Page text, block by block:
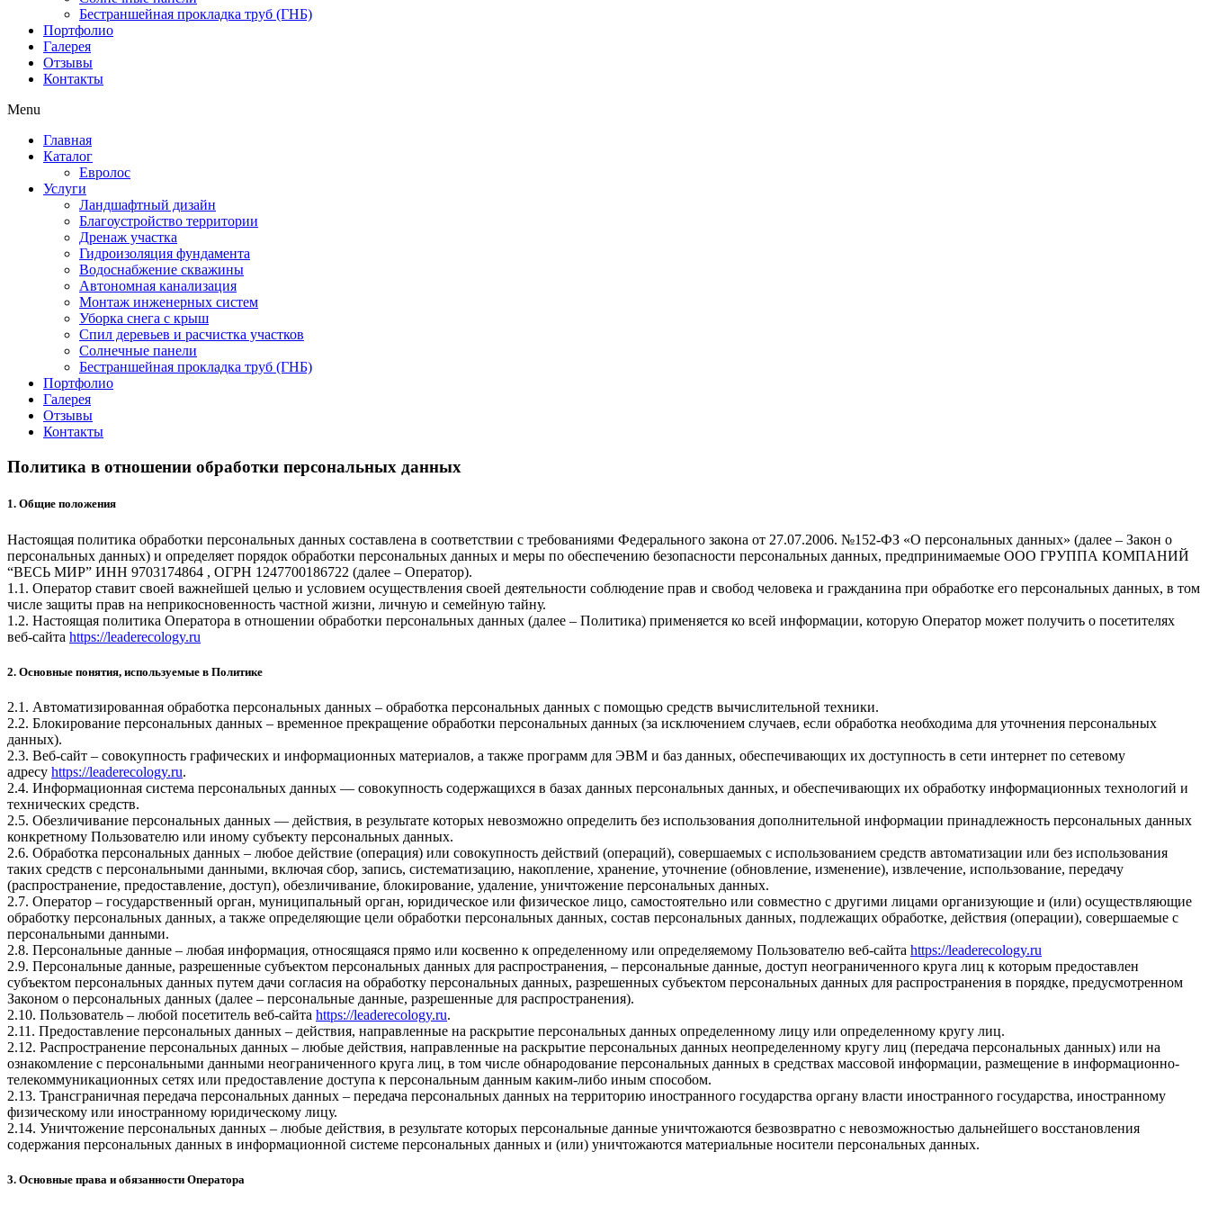
Бестраншейная прокладка труб (ГНБ)
Портфолио
Галерея
Отзывы
Контакты
Menu
Главная
Каталог
Евролос
Услуги
Ландшафтный дизайн
Благоустройство территории
Дренаж участка
Гидроизоляция фундамента
Водоснабжение скважины
Автономная канализация
Монтаж инженерных систем
Уборка снега с крыш
Спил деревьев и расчистка участков
Солнечные панели
Бестраншейная прокладка труб (ГНБ)
Портфолио
Галерея
Отзывы
Контакты
Политика в отношении обработки персональных данных
1. Общие положения
Настоящая политика обработки персональных данных составлена в соответствии с требованиями Федерального закона от 27.07.2006. №152-ФЗ «О персональных данных» (далее – Закон о
персональных данных) и определяет порядок обработки персональных данных и меры по обеспечению безопасности персональных данных, предпринимаемые ООО ГРУППА КОМПАНИЙ
“ВЕСЬ МИР” ИНН 9703174864 , ОГРН 1247700186722 (далее – Оператор).
1.1. Оператор ставит своей важнейшей целью и условием осуществления своей деятельности соблюдение прав и свобод человека и гражданина при обработке его персональных данных, в том
числе защиты прав на неприкосновенность частной жизни, личную и семейную тайну.
1.2. Настоящая политика Оператора в отношении обработки персональных данных (далее – Политика) применяется ко всей информации, которую Оператор может получить о посетителях
веб-сайта https://leaderecology.ru
2. Основные понятия, используемые в Политике
2.1. Автоматизированная обработка персональных данных – обработка персональных данных с помощью средств вычислительной техники.
2.2. Блокирование персональных данных – временное прекращение обработки персональных данных (за исключением случаев, если обработка необходима для уточнения персональных
данных).
2.3. Веб-сайт – совокупность графических и информационных материалов, а также программ для ЭВМ и баз данных, обеспечивающих их доступность в сети интернет по сетевому
адресу https://leaderecology.ru.
2.4. Информационная система персональных данных — совокупность содержащихся в базах данных персональных данных, и обеспечивающих их обработку информационных технологий и
технических средств.
2.5. Обезличивание персональных данных — действия, в результате которых невозможно определить без использования дополнительной информации принадлежность персональных данных
конкретному Пользователю или иному субъекту персональных данных.
2.6. Обработка персональных данных – любое действие (операция) или совокупность действий (операций), совершаемых с использованием средств автоматизации или без использования
таких средств с персональными данными, включая сбор, запись, систематизацию, накопление, хранение, уточнение (обновление, изменение), извлечение, использование, передачу
(распространение, предоставление, доступ), обезличивание, блокирование, удаление, уничтожение персональных данных.
2.7. Оператор – государственный орган, муниципальный орган, юридическое или физическое лицо, самостоятельно или совместно с другими лицами организующие и (или) осуществляющие
обработку персональных данных, а также определяющие цели обработки персональных данных, состав персональных данных, подлежащих обработке, действия (операции), совершаемые с
персональными данными.
2.8. Персональные данные – любая информация, относящаяся прямо или косвенно к определенному или определяемому Пользователю веб-сайта https://leaderecology.ru
2.9. Персональные данные, разрешенные субъектом персональных данных для распространения, – персональные данные, доступ неограниченного круга лиц к которым предоставлен
субъектом персональных данных путем дачи согласия на обработку персональных данных, разрешенных субъектом персональных данных для распространения в порядке, предусмотренном
Законом о персональных данных (далее – персональные данные, разрешенные для распространения).
2.10. Пользователь – любой посетитель веб-сайта https://leaderecology.ru.
2.11. Предоставление персональных данных – действия, направленные на раскрытие персональных данных определенному лицу или определенному кругу лиц.
2.12. Распространение персональных данных – любые действия, направленные на раскрытие персональных данных неопределенному кругу лиц (передача персональных данных) или на
ознакомление с персональными данными неограниченного круга лиц, в том числе обнародование персональных данных в средствах массовой информации, размещение в информационно-
телекоммуникационных сетях или предоставление доступа к персональным данным каким-либо иным способом.
2.13. Трансграничная передача персональных данных – передача персональных данных на территорию иностранного государства органу власти иностранного государства, иностранному
физическому или иностранному юридическому лицу.
2.14. Уничтожение персональных данных – любые действия, в результате которых персональные данные уничтожаются безвозвратно с невозможностью дальнейшего восстановления
содержания персональных данных в информационной системе персональных данных и (или) уничтожаются материальные носители персональных данных.
3. Основные права и обязанности Оператора